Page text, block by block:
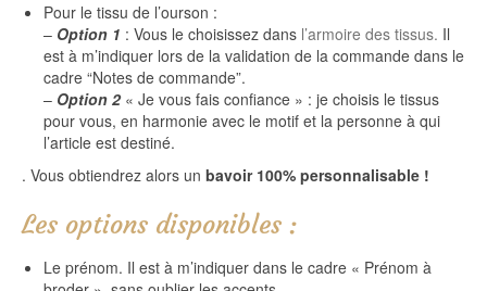
Pour le tissu de l’ourson :
– Option 1 : Vous le choisissez dans l’armoire des tissus. Il
est à m’indiquer lors de la validation de la commande dans le
cadre “Notes de commande”.
– Option 2 « Je vous fais confiance » : je choisis le tissus
pour vous, en harmonie avec le motif et la personne à qui
l’article est destiné.
. Vous obtiendrez alors un bavoir 100% personnalisable !
Les options disponibles :
Le prénom. Il est à m’indiquer dans le cadre « Prénom à